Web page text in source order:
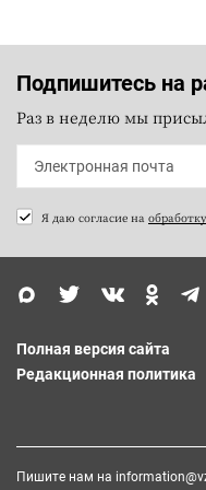
Подпишитесь на
Раз в неделю мы
Я даю согласие на
Полная версия сайта
Редакционная политика
Пишите нам на